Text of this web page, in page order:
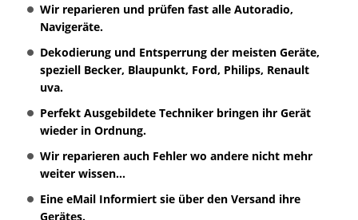
Wir reparieren und prüfen fast alle Autoradio,
Navigeräte.
Dekodierung und Entsperrung der meisten Geräte,
speziell Becker, Blaupunkt, Ford, Philips, Renault
uva.
Perfekt Ausgebildete Techniker bringen ihr Gerät
wieder in Ordnung.
Wir reparieren auch Fehler wo andere nicht mehr
weiter wissen...
Eine eMail Informiert sie über den Versand ihre
Gerätes.